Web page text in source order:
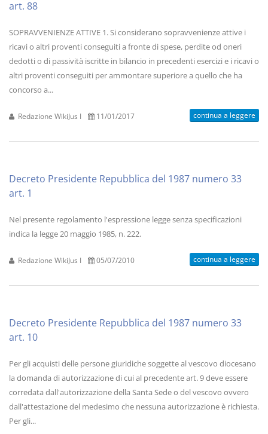
art. 88
SOPRAVVENIENZE ATTIVE 1. Si considerano sopravvenienze attive i
ricavi o altri proventi conseguiti a fronte di spese, perdite od oneri
dedotti o di passività iscritte in bilancio in precedenti esercizi e i ricavi o
altri proventi conseguiti per ammontare superiore a quello che ha
concorso a...
Redazione WikiJus I 11/01/2017 continua a leggere
Decreto Presidente Repubblica del 1987 numero 33
art. 1
Nel presente regolamento l'espressione legge senza specificazioni
indica la legge 20 maggio 1985, n. 222.
Redazione WikiJus I 05/07/2010 continua a leggere
Decreto Presidente Repubblica del 1987 numero 33
art. 10
Per gli acquisti delle persone giuridiche soggette al vescovo diocesano
la domanda di autorizzazione di cui al precedente art. 9 deve essere
corredata dall'autorizzazione della Santa Sede o del vescovo ovvero
dall'attestazione del medesimo che nessuna autorizzazione è richiesta.
Per gli...